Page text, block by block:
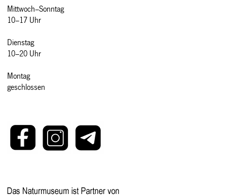
Mittwoch–Sonntag
10–17 Uhr
Dienstag
10–20 Uhr
Montag
geschlossen